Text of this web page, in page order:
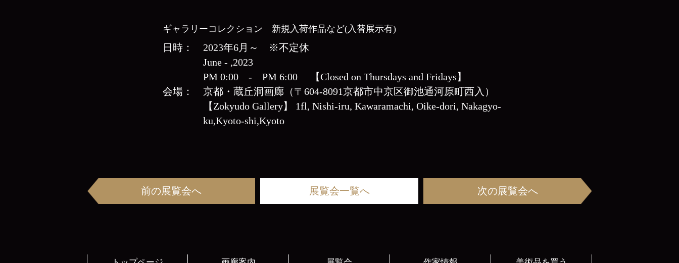
ギャラリーコレクション 新規入荷作品など(入替展示有)
日時：
2023年6月～ ※不定休
June - ,2023
PM 0:00 - PM 6:00
【Closed on Thursdays and Fridays】
会場：
京都・蔵丘洞画廊（〒604-8091京都市中京区御池通河原町西入）
【Zokyudo Gallery】 1fl, Nishi-iru, Kawaramachi, Oike-dori, Nakagyo-
ku,Kyoto-shi,Kyoto
前の展覧会へ 展覧会一覧へ 次の展覧会へ